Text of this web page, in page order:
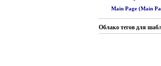
Main Page (Main
Облако тегов для